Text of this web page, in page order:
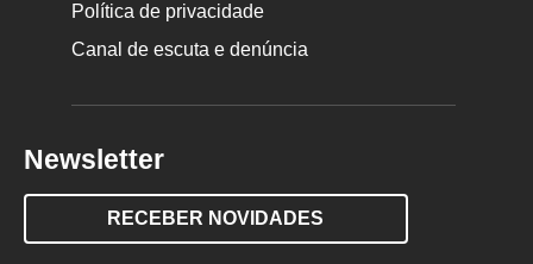
Política de privacidade
Canal de escuta e denúncia
Newsletter
RECEBER NOVIDADES